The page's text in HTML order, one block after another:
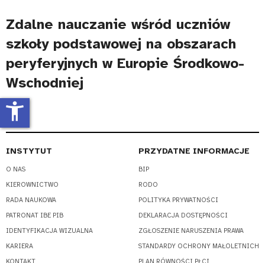
Zdalne nauczanie wśród uczniów
szkoły podstawowej na obszarach
peryferyjnych w Europie Środkowo-
Wschodniej
INSTYTUT
O NAS
KIEROWNICTWO
RADA NAUKOWA
PATRONAT IBE PIB
IDENTYFIKACJA WIZUALNA
KARIERA
PRZYDATNE INFORMACJE
BIP
RODO
POLITYKA PRYWATNOŚCI
DEKLARACJA DOSTĘPNOŚCI
ZGŁOSZENIE NARUSZENIA PRAWA
STANDARDY OCHRONY MAŁOLETNICH
accessibility_new